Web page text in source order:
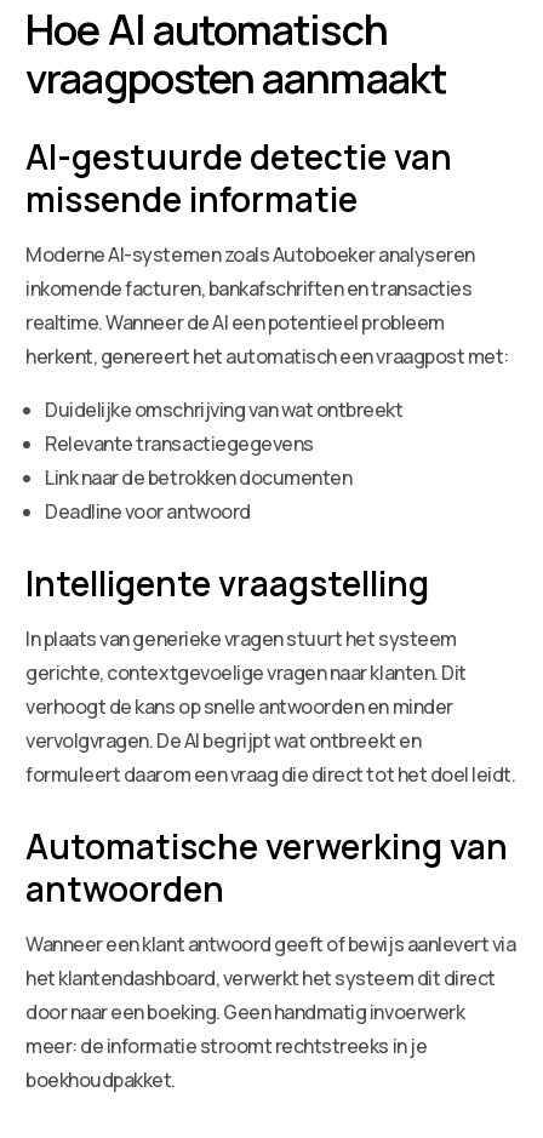
Hoe AI automatisch
vraagposten aanmaakt
AI-gestuurde detectie van
missende informatie
Moderne AI-systemen zoals Autoboeker analyseren
inkomende facturen, bankafschriften en transacties
realtime. Wanneer de AI een potentieel probleem
herkent, genereert het automatisch een vraagpost met:
Duidelijke omschrijving van wat ontbreekt
Relevante transactiegegevens
Link naar de betrokken documenten
Deadline voor antwoord
Intelligente vraagstelling
In plaats van generieke vragen stuurt het systeem
gerichte, contextgevoelige vragen naar klanten. Dit
verhoogt de kans op snelle antwoorden en minder
vervolgvragen. De AI begrijpt wat ontbreekt en
formuleert daarom een vraag die direct tot het doel leidt.
Automatische verwerking van
antwoorden
Wanneer een klant antwoord geeft of bewijs aanlevert via
het klantendashboard, verwerkt het systeem dit direct
door naar een boeking. Geen handmatig invoerwerk
meer: de informatie stroomt rechtstreeks in je
boekhoudpakket.